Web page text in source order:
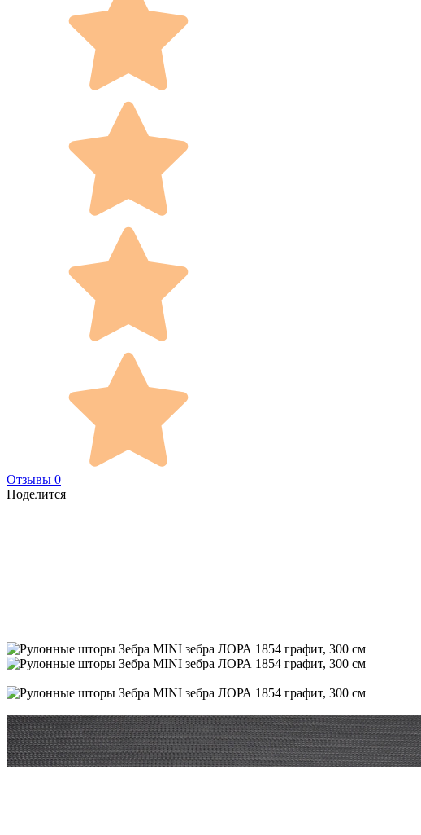
Отзывы 0
Поделится